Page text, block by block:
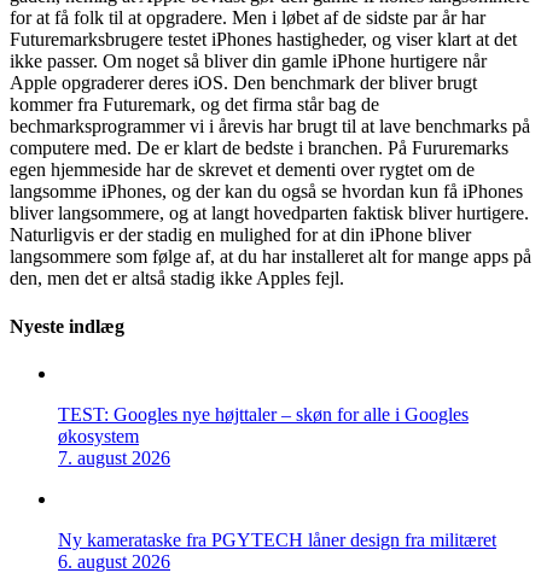
for at få folk til at opgradere. Men i løbet af de sidste par år har
Futuremarksbrugere testet iPhones hastigheder, og viser klart at det
ikke passer. Om noget så bliver din gamle iPhone hurtigere når
Apple opgraderer deres iOS. Den benchmark der bliver brugt
kommer fra Futuremark, og det firma står bag de
bechmarksprogrammer vi i årevis har brugt til at lave benchmarks på
computere med. De er klart de bedste i branchen. På Fururemarks
egen hjemmeside har de skrevet et dementi over rygtet om de
langsomme iPhones, og der kan du også se hvordan kun få iPhones
bliver langsommere, og at langt hovedparten faktisk bliver hurtigere.
Naturligvis er der stadig en mulighed for at din iPhone bliver
langsommere som følge af, at du har installeret alt for mange apps på
den, men det er altså stadig ikke Apples fejl.
Nyeste indlæg
TEST: Googles nye højttaler – skøn for alle i Googles
økosystem
7. august 2026
Ny kamerataske fra PGYTECH låner design fra militæret
6. august 2026